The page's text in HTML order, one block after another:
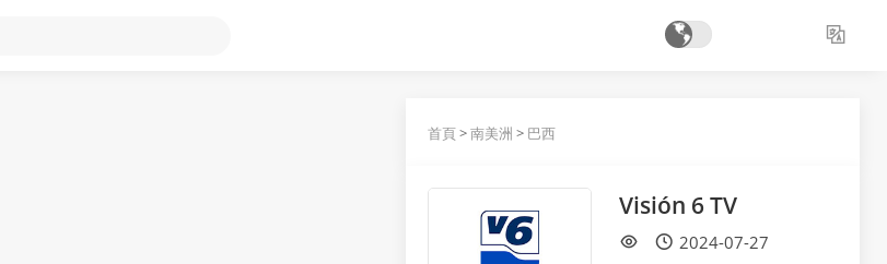
首頁>南美洲 > 巴西
Visión 6 TV
2024-07-27